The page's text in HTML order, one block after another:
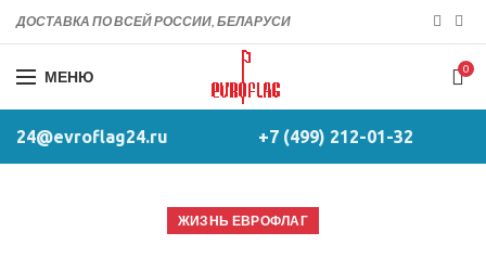
ДОСТАВКА ПО ВСЕЙ РОССИИ, БЕЛАРУСИ
МЕНЮ 0
24@evroflag24.ru +7 (499) 212-01-32
ЖИЗНЬ ЕВРОФЛАГ